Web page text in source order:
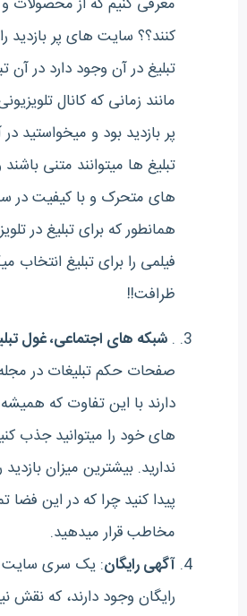
کنند؟؟ سایت های پر بازدید
تبلیغ در آن وجود دارد در آن
مانند زمانی که کانال
پر بازدید بود و میخواستید
تبلیغ ها میتوانند متنی
های متحرک و با کیفیت در
همانطور که برای تبلیغ در
فیلمی را برای تبلیغ انتخاب
ظرافت!!
.شبکه های اجتماعی، غول
صفحات حکم تبلیغات در مجله
دارند با این تفاوت که
های خود را میتوانید جذب
ندارید. بیشترین میزان بازدید
پیدا کنید چرا که در این
مخاطب قرار میدهید.
آگهی رایگان: یک سری سایت
رایگان وجود دارند، که نقش